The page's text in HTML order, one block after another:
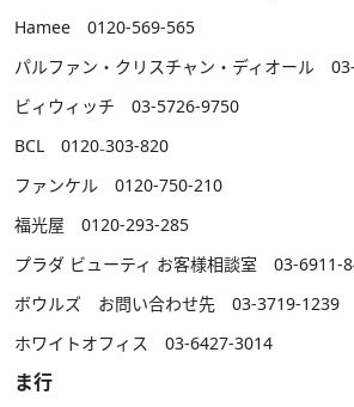
Hamee 0120-569-565
パルファン・クリスチャン・ディオール
ビィウィッチ 03-5726-9750
BCL 0120₋303-820
ファンケル 0120-750-210
福光屋 0120-293-285
プラダ ビューティ お客様相談室 03-6911-
ボウルズ お問い合わせ先 03-3719-1239
ホワイトオフィス 03-6427-3014
ま行